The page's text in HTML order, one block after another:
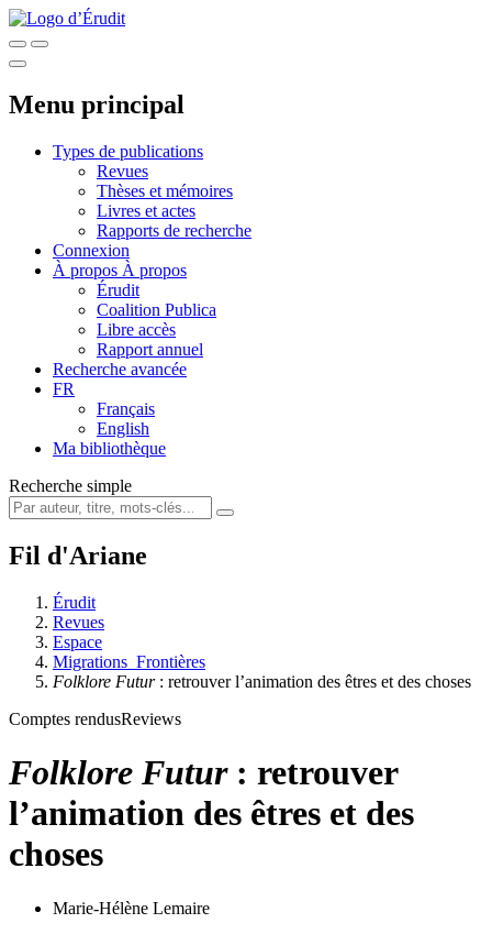
Menu principal
Types de publications
Revues
Thèses et mémoires
Livres et actes
Rapports de recherche
Connexion
À propos À propos
Érudit
Coalition Publica
Libre accès
Rapport annuel
Recherche avancée
FR
Français
English
Ma bibliothèque
Recherche simple
Fil d'Ariane
Érudit
Revues
Espace
Migrations_Frontières
Folklore Futur: retrouver l’animation des êtres et des choses
Comptes rendusReviews
Folklore Futur: retrouver
l’animation des êtres et des
choses
Marie-Hélène Lemaire